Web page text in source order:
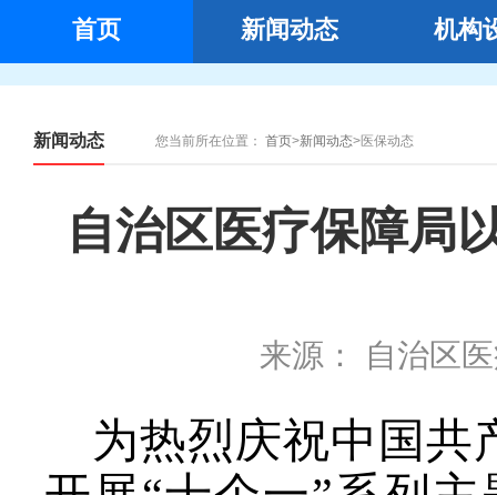
首页 新闻动态 机构
新闻动态 您当前所在位置： 首页>新闻动态>医保动态
自治区医疗保障局
来源： 自治区
为热烈庆祝中国共